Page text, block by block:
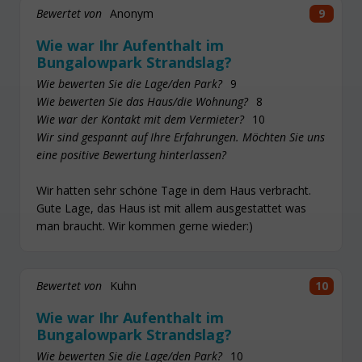
Bewertet von Anonym
Wie war Ihr Aufenthalt im
Bungalowpark Strandslag?
9
Wie bewerten Sie die Lage/den Park? 9
Wie bewerten Sie das Haus/die Wohnung? 8
Wie war der Kontakt mit dem Vermieter? 10
Wir sind gespannt auf Ihre Erfahrungen. Möchten Sie uns
eine positive Bewertung hinterlassen?
Wir hatten sehr schöne Tage in dem Haus verbracht.
Gute Lage, das Haus ist mit allem ausgestattet was
man braucht. Wir kommen gerne wieder:)
Bewertet von Kuhn
Wie war Ihr Aufenthalt im
Bungalowpark Strandslag?
10
Wie bewerten Sie die Lage/den Park? 10